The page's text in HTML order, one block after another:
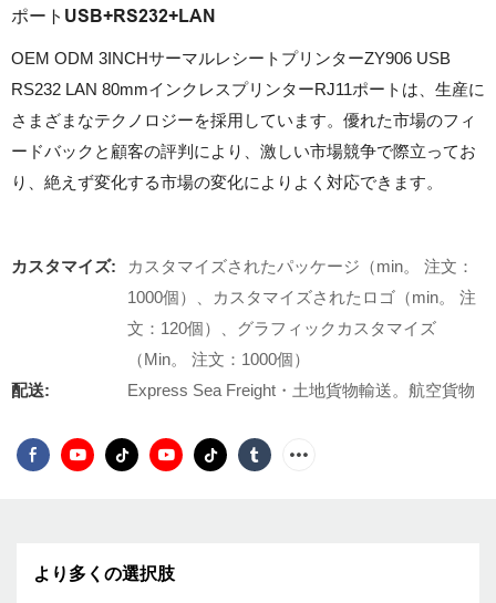
ポートUSB+RS232+LAN
OEM ODM 3INCHサーマルレシートプリンターZY906 USB
RS232 LAN 80mmインクレスプリンターRJ11ポートは、生産に
さまざまなテクノロジーを採用しています。優れた市場のフィ
ードバックと顧客の評判により、激しい市場競争で際立ってお
り、絶えず変化する市場の変化によりよく対応できます。
カスタマイズ:
カスタマイズされたパッケージ（min。 注文：
1000個）、カスタマイズされたロゴ（min。 注
文：120個）、グラフィックカスタマイズ
（Min。 注文：1000個）
配送:
Express Sea Freight・土地貨物輸送。航空貨物
より多くの選択肢